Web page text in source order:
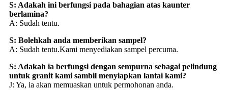
S: Adakah ini berfungsi pada bahagian atas kaunter
berlamina?
A: Sudah tentu.
S: Bolehkah anda memberikan sampel?
A: Sudah tentu.Kami menyediakan sampel percuma.
S: Adakah ia berfungsi dengan sempurna sebagai pelindung
untuk granit kami sambil menyiapkan lantai kami?
J: Ya, ia akan memuaskan untuk permohonan anda.